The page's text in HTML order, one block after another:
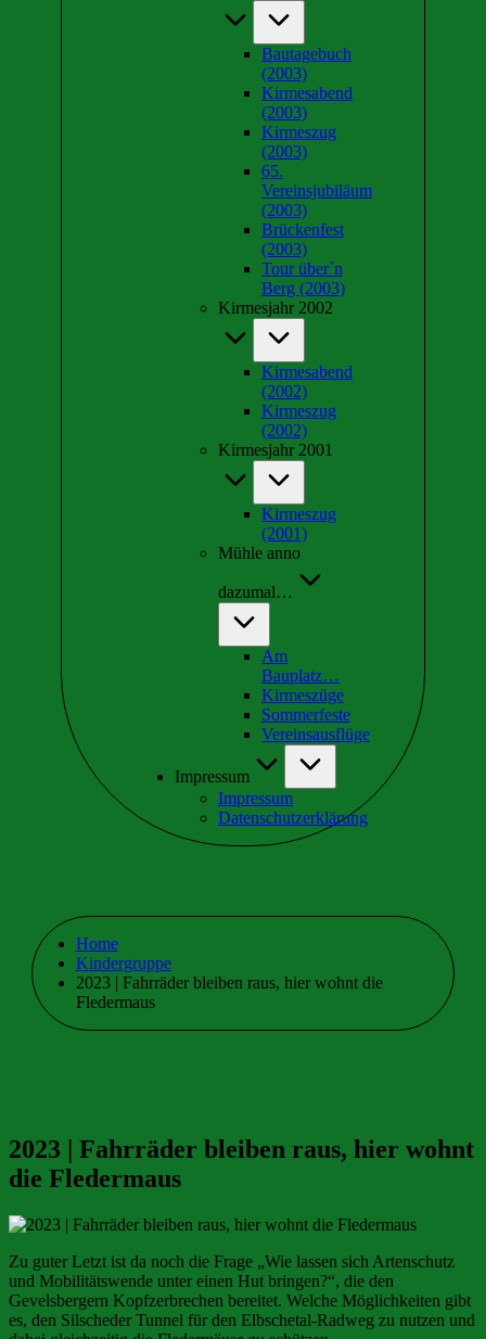
Bautagebuch
(2003)
Kirmesabend
(2003)
Kirmeszug
(2003)
65.
Vereinsjubiläum
(2003)
Brückenfest
(2003)
Tour über´n
Berg (2003)
Kirmesjahr 2002
Kirmesabend
(2002)
Kirmeszug
(2002)
Kirmesjahr 2001
Kirmeszug
(2001)
Mühle anno
dazumal…
Am
Bauplatz…
Kirmeszüge
Sommerfeste
Vereinsausflüge
Impressum
Impressum
Datenschutzerklärung
Home
Kindergruppe
2023 | Fahrräder bleiben raus, hier wohnt die
Fledermaus
2023 | Fahrräder bleiben raus, hier wohnt
die Fledermaus
Zu guter Letzt ist da noch die Frage „Wie lassen sich Artenschutz
und Mobilitätswende unter einen Hut bringen?“, die den
Gevelsbergern Kopfzerbrechen bereitet. Welche Möglichkeiten gibt
es, den Silscheder Tunnel für den Elbschetal-Radweg zu nutzen und